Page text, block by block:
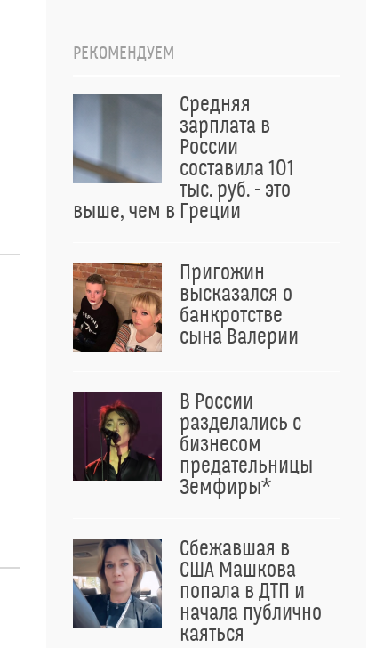
РЕКОМЕНДУЕМ
Средняя
зарплата в
России
составила 101
тыс. руб. - это
выше, чем в Греции
Пригожин
высказался о
банкротстве
сына Валерии
В России
разделались с
бизнесом
предательницы
Земфиры*
Сбежавшая в
США Машкова
попала в ДТП и
начала публично
каяться